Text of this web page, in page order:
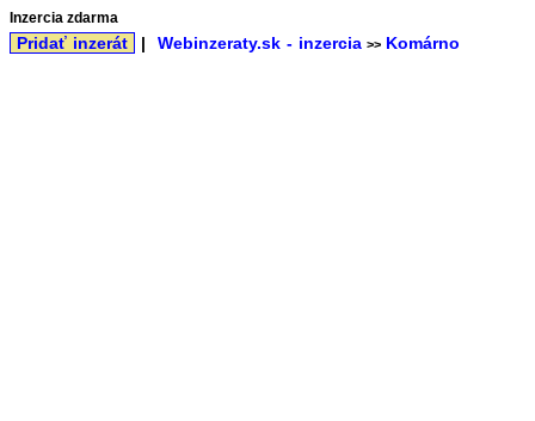
Inzercia zdarma
Pridať inzerát | Webinzeraty.sk - inzercia >> Komárno